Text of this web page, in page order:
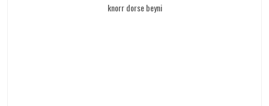
knorr dorse beyni